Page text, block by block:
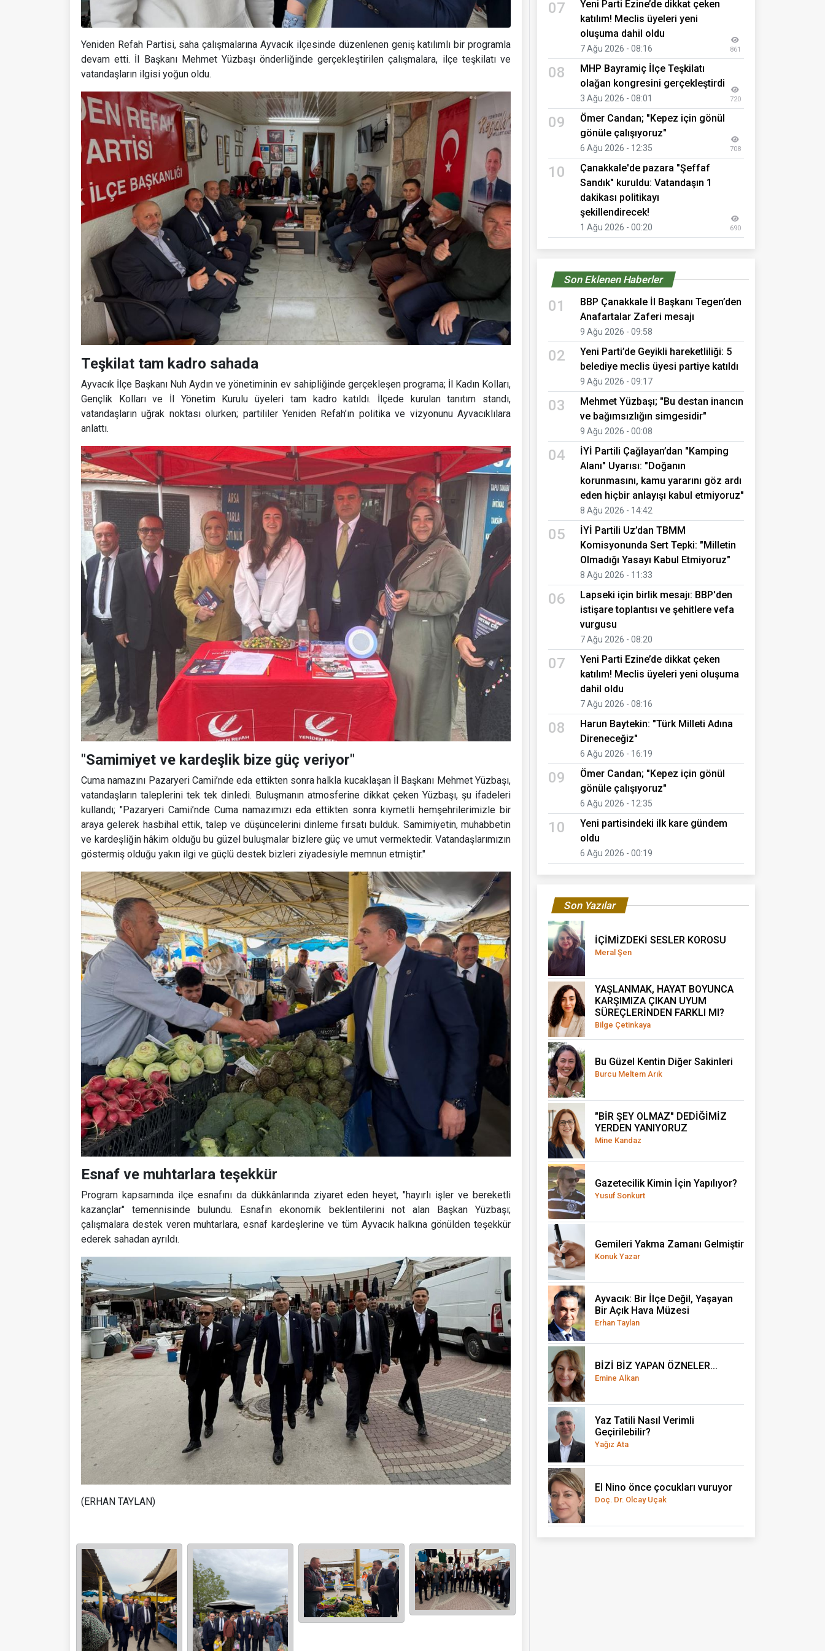
Yeniden Refah Partisi, saha çalışmalarına Ayvacık ilçesinde düzenlenen geniş katılımlı bir programla
devam etti. İl Başkanı Mehmet Yüzbaşı önderliğinde gerçekleştirilen çalışmalara, ilçe teşkilatı ve
vatandaşların ilgisi yoğun oldu.
Teşkilat tam kadro sahada
Ayvacık İlçe Başkanı Nuh Aydın ve yönetiminin ev sahipliğinde gerçekleşen programa; İl Kadın Kolları,
Gençlik Kolları ve İl Yönetim Kurulu üyeleri tam kadro katıldı. İlçede kurulan tanıtım standı,
vatandaşların uğrak noktası olurken; partililer Yeniden Refah’ın politika ve vizyonunu Ayvacıklılara
anlattı.
"Samimiyet ve kardeşlik bize güç veriyor"
Cuma namazını Pazaryeri Camii’nde eda ettikten sonra halkla kucaklaşan İl Başkanı Mehmet Yüzbaşı,
vatandaşların taleplerini tek tek dinledi. Buluşmanın atmosferine dikkat çeken Yüzbaşı, şu ifadeleri
kullandı; "Pazaryeri Camii’nde Cuma namazımızı eda ettikten sonra kıymetli hemşehrilerimizle bir
araya gelerek hasbihal ettik, talep ve düşüncelerini dinleme fırsatı bulduk. Samimiyetin, muhabbetin
ve kardeşliğin hâkim olduğu bu güzel buluşmalar bizlere güç ve umut vermektedir. Vatandaşlarımızın
göstermiş olduğu yakın ilgi ve güçlü destek bizleri ziyadesiyle memnun etmiştir."
Esnaf ve muhtarlara teşekkür
Program kapsamında ilçe esnafını da dükkânlarında ziyaret eden heyet, "hayırlı işler ve bereketli
kazançlar" temennisinde bulundu. Esnafın ekonomik beklentilerini not alan Başkan Yüzbaşı;
çalışmalara destek veren muhtarlara, esnaf kardeşlerine ve tüm Ayvacık halkına gönülden teşekkür
ederek sahadan ayrıldı.
(ERHAN TAYLAN)
07
Yeni Parti Ezine’de dikkat çeken
katılım! Meclis üyeleri yeni
oluşuma dahil oldu
7 Ağu 2026 - 08:16 861
08
MHP Bayramiç İlçe Teşkilatı
olağan kongresini gerçekleştirdi
3 Ağu 2026 - 08:01 720
09
Ömer Candan; "Kepez için gönül
gönüle çalışıyoruz"
6 Ağu 2026 - 12:35 708
10
Çanakkale'de pazara "Şeffaf
Sandık" kuruldu: Vatandaşın 1
dakikası politikayı
şekillendirecek!
1 Ağu 2026 - 00:20 690
Son Eklenen Haberler
01
BBP Çanakkale İl Başkanı Tegen’den
Anafartalar Zaferi mesajı
9 Ağu 2026 - 09:58
02
Yeni Parti’de Geyikli hareketliliği: 5
belediye meclis üyesi partiye katıldı
9 Ağu 2026 - 09:17
03
Mehmet Yüzbaşı; "Bu destan inancın
ve bağımsızlığın simgesidir"
9 Ağu 2026 - 00:08
04
İYİ Partili Çağlayan’dan "Kamping
Alanı" Uyarısı: "Doğanın
korunmasını, kamu yararını göz ardı
eden hiçbir anlayışı kabul etmiyoruz"
8 Ağu 2026 - 14:42
05
İYİ Partili Uz’dan TBMM
Komisyonunda Sert Tepki: "Milletin
Olmadığı Yasayı Kabul Etmiyoruz"
8 Ağu 2026 - 11:33
06
Lapseki için birlik mesajı: BBP'den
istişare toplantısı ve şehitlere vefa
vurgusu
7 Ağu 2026 - 08:20
07
Yeni Parti Ezine’de dikkat çeken
katılım! Meclis üyeleri yeni oluşuma
dahil oldu
7 Ağu 2026 - 08:16
08
Harun Baytekin: "Türk Milleti Adına
Direneceğiz"
6 Ağu 2026 - 16:19
09
Ömer Candan; "Kepez için gönül
gönüle çalışıyoruz"
6 Ağu 2026 - 12:35
10
Yeni partisindeki ilk kare gündem
oldu
6 Ağu 2026 - 00:19
Son Yazılar
İÇİMİZDEKİ SESLER KOROSU
Meral Şen
YAŞLANMAK, HAYAT BOYUNCA
KARŞIMIZA ÇIKAN UYUM
SÜREÇLERİNDEN FARKLI MI?
Bilge Çetinkaya
Bu Güzel Kentin Diğer Sakinleri
Burcu Meltem Arık
"BİR ŞEY OLMAZ" DEDİĞİMİZ
YERDEN YANIYORUZ
Mine Kandaz
Gazetecilik Kimin İçin Yapılıyor?
Yusuf Sonkurt
Gemileri Yakma Zamanı Gelmiştir
Konuk Yazar
Ayvacık: Bir İlçe Değil, Yaşayan
Bir Açık Hava Müzesi
Erhan Taylan
BİZİ BİZ YAPAN ÖZNELER...
Emine Alkan
Yaz Tatili Nasıl Verimli
Geçirilebilir?
Yağız Ata
El Nino önce çocukları vuruyor
Doç. Dr. Olcay Uçak